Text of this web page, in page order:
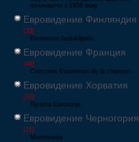
починаючи з 1956 року
Евровидение Финляндия
[33]
Eurovision laulukilpailu
Евровидение Франция
[49]
Concours Eurovision de la chanson
Евровидение Хорватия
[22]
Pjesma Eurovizije
Евровидение Черногория
[21]
Montevizija